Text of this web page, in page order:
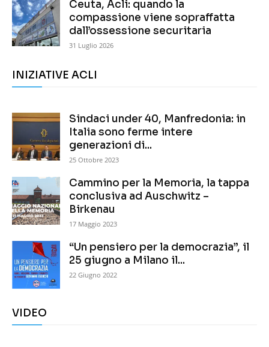
Ceuta, Acli: quando la
compassione viene sopraffatta
dall’ossessione securitaria
31 Luglio 2026
INIZIATIVE ACLI
Sindaci under 40, Manfredonia: in
Italia sono ferme intere
generazioni di...
25 Ottobre 2023
Cammino per la Memoria, la tappa
conclusiva ad Auschwitz –
Birkenau
17 Maggio 2023
“Un pensiero per la democrazia”, il
25 giugno a Milano il...
22 Giugno 2022
VIDEO